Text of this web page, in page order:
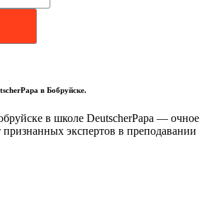
в Бобруйске.
в школе DeutscherPapa — очное
экспертов в преподавании